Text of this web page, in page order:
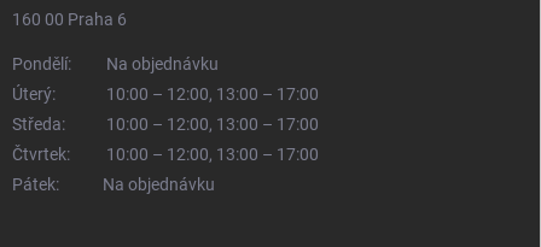
160 00 Praha 6
Pondělí:
Na objednávku
Úterý:
10:00 – 12:00, 13:00 – 17:00
Středa:
10:00 – 12:00, 13:00 – 17:00
Čtvrtek:
10:00 – 12:00, 13:00 – 17:00
Pátek:
Na objednávku